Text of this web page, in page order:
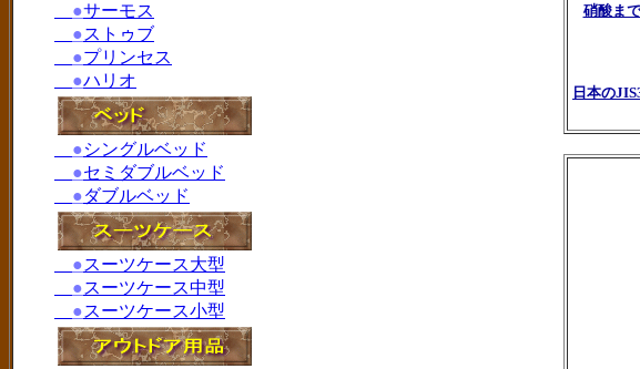
硝酸ま
日本の
●サーモス
●ストゥブ
●プリンセス
●ハリオ
●シングルベッド
●セミダブルベッド
●ダブルベッド
●スーツケース大型
●スーツケース中型
●スーツケース小型